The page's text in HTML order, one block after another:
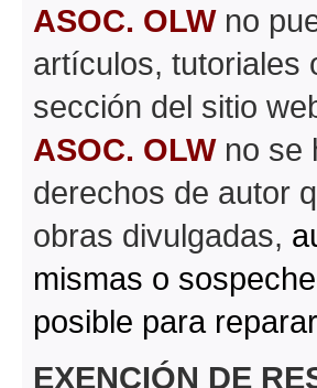
ASOC. OLWno
artículos, tutoriales
sección del sitio
ASOC. OLW no se
derechos de autor
obras divulgadas,
mismas o
posible para
EXENCIÓN DE